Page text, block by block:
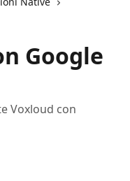
Google
Voxloud con